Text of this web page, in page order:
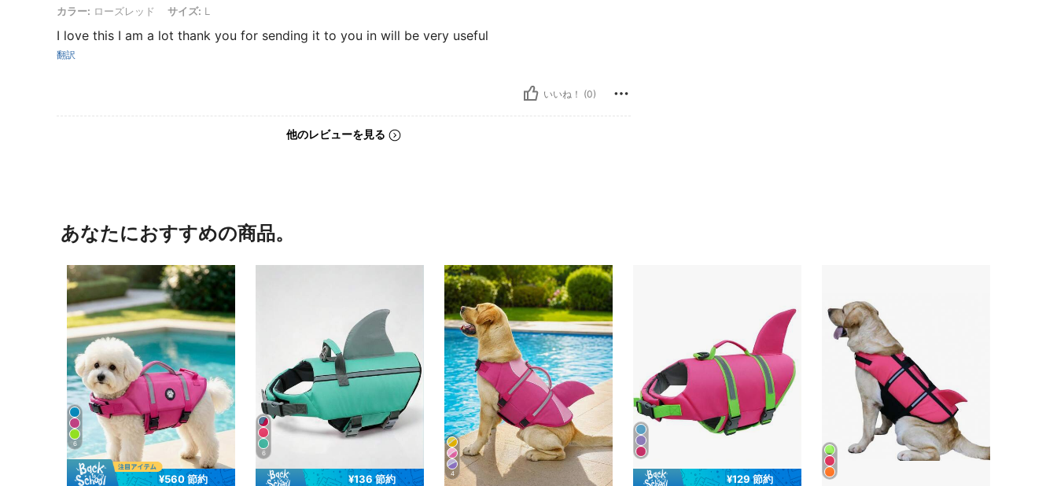
カラー: ローズレッド, サイズ: L
カラー: ローズレッド サイズ: L
I love this I am a lot thank you for sending it to you in will be very useful
翻訳
いいね！ (0)
他のレビューを見る
あなたにおすすめの商品。
6
¥560 節約
6
¥136 節約 4 ¥129 節約